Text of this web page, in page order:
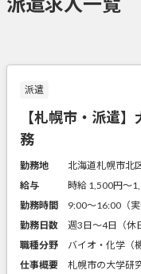
派遣
【札幌市・派遣
務
勤務地
北海道札幌市北
給与
時給 1,500円〜
勤務時間
9:00～16:00（実
勤務日数
週3日～4日（休
職種分野
バイオ・化学（
仕事概要
札幌市の大学研